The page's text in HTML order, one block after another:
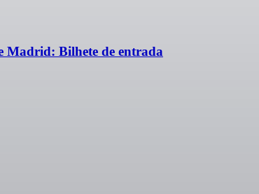
Madrid: Bilhete de entrada